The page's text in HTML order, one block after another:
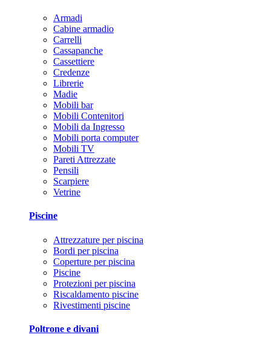
Armadi
Cabine armadio
Carrelli
Cassapanche
Cassettiere
Credenze
Librerie
Madie
Mobili bar
Mobili Contenitori
Mobili da Ingresso
Mobili porta computer
Mobili TV
Pareti Attrezzate
Pensili
Scarpiere
Vetrine
Piscine
Attrezzature per piscina
Bordi per piscina
Coperture per piscina
Piscine
Protezioni per piscina
Riscaldamento piscine
Rivestimenti piscine
Poltrone e divani